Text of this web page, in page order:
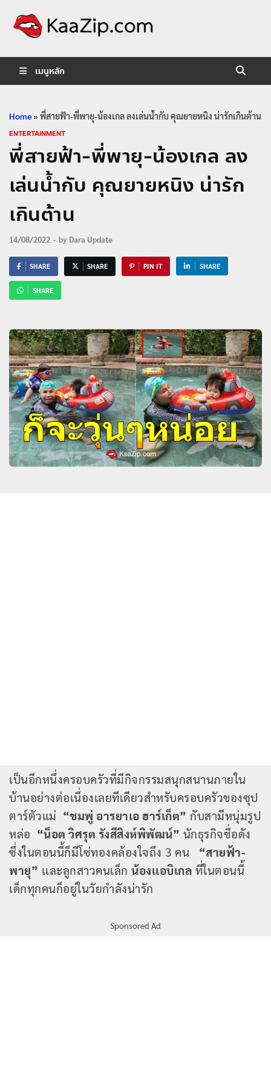
เมนูหลัก
Home»พี่สายฟ้า-พี่พายุ-น้องเกล ลงเล่นน้ำกับ คุณยายหนิง น่ารักเกินต้าน
ENTERTAINMENT
พี่สายฟ้า-พี่พายุ-น้องเกล ลง
เล่นน้ำกับ คุณยายหนิง น่ารัก
เกินต้าน
14/08/2022 - by Dara Update
SHARE SHARE PIN IT SHARE
SHARE
เป็นอีกหนึ่งครอบครัวที่มีกิจกรรมสนุกสนานภายใน
บ้านอย่างต่อเนื่องเลยทีเดียวสำหรับครอบครัวของซุป
ตาร์ตัวแม่ “ชมพู่ อารยาเอ ฮาร์เก็ต” กับสามีหนุ่มรูป
หล่อ “น็อต วิศรุต รังสีสิงห์พิพัฒน์” นักธุรกิจชื่อดัง
ซึ่งในตอนนี้ก็มีโซ่ทองคล้องใจถึง 3 คน
“สายฟ้า-
พายุ” เเละลูกสาวคนเล็ก น้องเเอบิเกล ที่ในตอนนี้
เด็กทุกคนก็อยู่ในวัยกำลังน่ารัก
Sponsored Ad